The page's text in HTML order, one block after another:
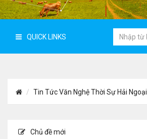
QUICK LINKS
Tin Tức Văn Nghệ Thời Sự Hải Ngoại
Chủ đề mới